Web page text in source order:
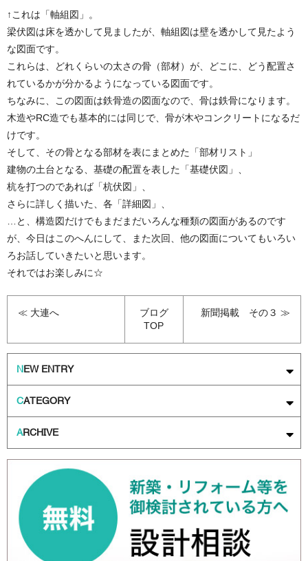
↑これは「軸組図」。
梁伏図は床を透かして見ましたが、軸組図は壁を透かして見たよう
な図面です。
これらは、どれくらいの太さの骨（部材）が、どこに、どう配置さ
れているかが分かるようになっている図面です。
ちなみに、この図面は鉄骨造の図面なので、骨は鉄骨になります。
木造やRC造でも基本的には同じで、骨が木やコンクリートになるだ
けです。
そして、その骨となる部材を表にまとめた「部材リスト」
建物の土台となる、基礎の配置を表した「基礎伏図」、
杭を打つのであれば「杭伏図」、
さらに詳しく描いた、各「詳細図」、
…と、構造図だけでもまだまだいろんな種類の図面があるのです
が、今日はこのへんにして、また次回、他の図面についてもいろい
ろお話していきたいと思います。
それではお楽しみに☆
≪ 大連へ
ブログ
TOP
新聞掲載 その３ ≫
NEW ENTRY
CATEGORY
ARCHIVE